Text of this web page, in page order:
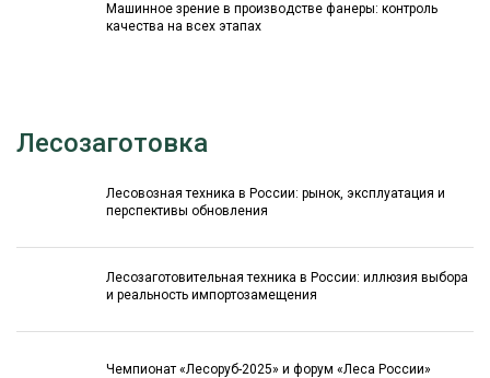
Машинное зрение в производстве фанеры: контроль
качества на всех этапах
Лесозаготовка
Лесовозная техника в России: рынок, эксплуатация и
перспективы обновления
Лесозаготовительная техника в России: иллюзия выбора
и реальность импортозамещения
Чемпионат «Лесоруб-2025» и форум «Леса России»